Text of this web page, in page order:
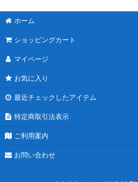
ホーム
ショッピングカート
マイページ
お気に入り
最近チェックしたアイテム
特定商取引法表示
ご利用案内
お問い合わせ